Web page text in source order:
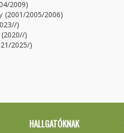
2009)
(2001/2005/2006)
)
(2020//)
2025/)
HALLGATÓKNAK